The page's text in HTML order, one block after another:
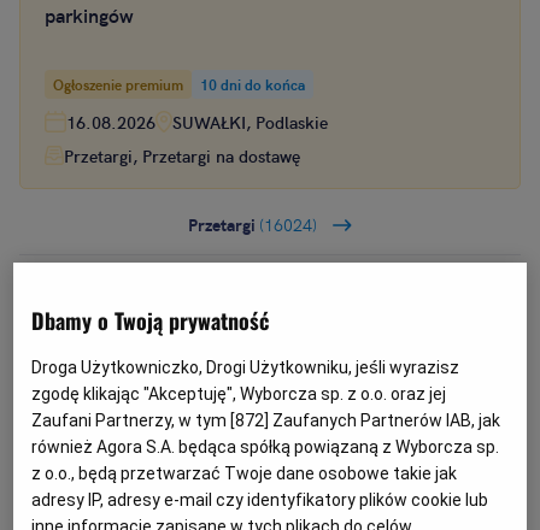
parkingów
Ogłoszenie premium 10 dni do końca
16.08.2026
SUWAŁKI, Podlaskie
Przetargi, Przetargi na dostawę
Przetargi (16024)
Kryteria oceny ofert
Zapewne najistotniejsza zmiana ustawy Pzp w
omawianej nowelizacji dotyczy wprowadzenia
nowego ustępu 2a w art. 91. Dotąd przepisy
dawały zamawiającemu wybór: stosuje wyłącznie
kryterium ceny albo stosuje cenę oraz inne kryteria
Dbamy o Twoją prywatność
Droga Użytkowniczko, Drogi Użytkowniku, jeśli wyrazisz
zgodę klikając "Akceptuję", Wyborcza sp. z o.o. oraz jej
Zaufani Partnerzy, w tym [872] Zaufanych Partnerów IAB, jak
również Agora S.A. będąca spółką powiązaną z Wyborcza sp.
z o.o., będą przetwarzać Twoje dane osobowe takie jak
adresy IP, adresy e-mail czy identyfikatory plików cookie lub